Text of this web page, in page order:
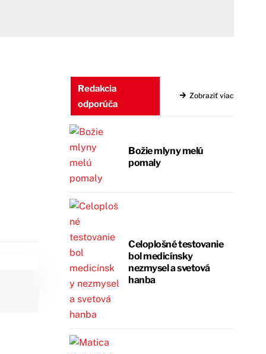
Redakcia
odporúča
Zobraziť viac
Božie mlyny melú
pomaly
Celoplošné testovanie
bol medicínsky
nezmysel a svetová
hanba